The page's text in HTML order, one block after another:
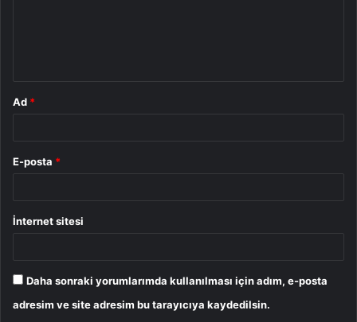
Ad *
E-posta *
İnternet sitesi
Daha sonraki yorumlarımda kullanılması için adım, e-posta
adresim ve site adresim bu tarayıcıya kaydedilsin.